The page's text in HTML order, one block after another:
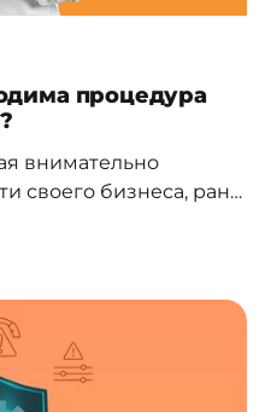
процедура
внимательно
своего бизнеса, рано
клиента
комплексные
Due
выявить